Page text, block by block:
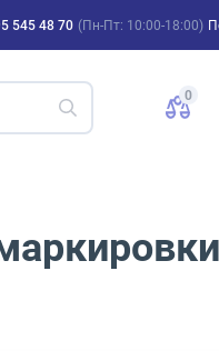
545 48 70 (Пн-Пт: 10:00-18:00)
0